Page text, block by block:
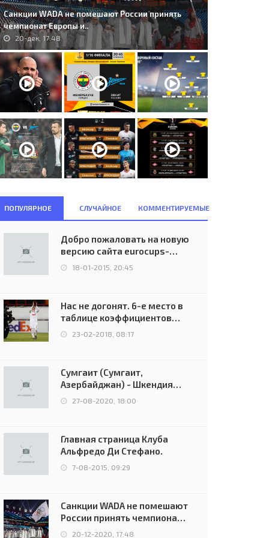
Санкции WADA не помешают России принять
чемпионат Европы и..
20-дек, 17:48
ПОПУЛЯРНОЕ СЛУЧАЙНОЕ КОММЕНТИРУЕМЫЕ
Добро пожаловать на новую
версию сайта eurocups-
uefa.ru
18-01-2015, 20:45
Нас не догонят. 6-е место в
таблице коэффициентов
УЕФА остаётся за Россией
23-02-2018, 08:17
Сумгаит (Сумгаит,
Азербайджан) - Шкендия
(Тетово, Северная
Македония) - 0:2 (0:0)
27-08-2020, 18:00
Главная страница Клуба
Альфредо Ди Стефано.
7-08-2015, 09:29
Санкции WADA не помешают
России принять чемпионат
Европы и финал Лиги
20-12-2020, 17:48